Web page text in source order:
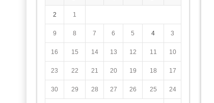
1
2
3
4
5
6
7
8
9
10
11
12
13
14
15
16
17
18
19
20
21
22
23
24
25
26
27
28
29
30